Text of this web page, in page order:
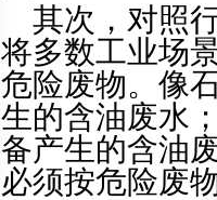
其次，对照
将多数工业场
危险废物。像
生的含油废水
备产生的含油
必须按危险废